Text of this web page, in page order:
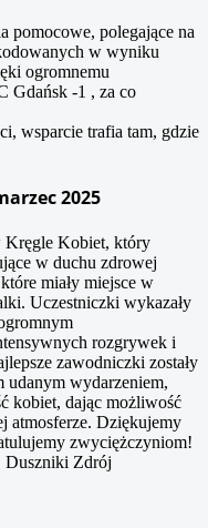
pomocowe, polegające na
w wyniku
ogromnemu
Gdańsk -1 , za co
wsparcie trafia tam, gdzie
2025
Kręgle Kobiet, który
w duchu zdrowej
miały miejsce w
Uczestniczki wykazały
rozgrywek i
zawodniczki zostały
udanym wydarzeniem,
kobiet, dając możliwość
atmosferze. Dziękujemy
zwyciężczyniom!
Duszniki Zdrój